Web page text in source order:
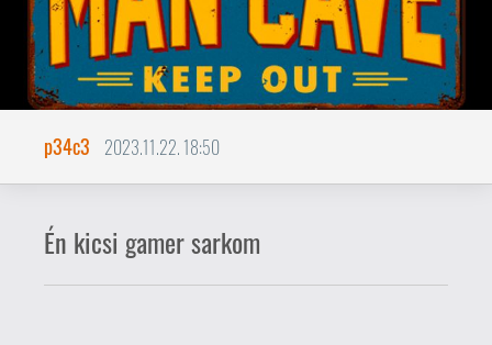
p34c3 2023.11.22. 18:50
Én kicsi gamer sarkom
egészen kellemes és b.é.-kés
játékos kuckót kialakítanom.
Gyertek velem, megmutatom!